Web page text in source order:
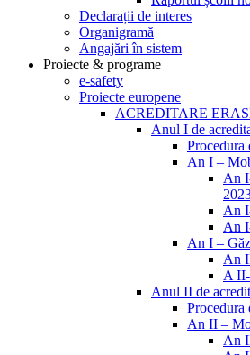
Declarații de interes
Organigramă
Angajări în sistem
Proiecte & programe
e-safety
Proiecte europene
ACREDITARE
Anul I de
Procedura
An I –
An
An
An
An I –
An
A
Anul II de
Procedura
An II –
An